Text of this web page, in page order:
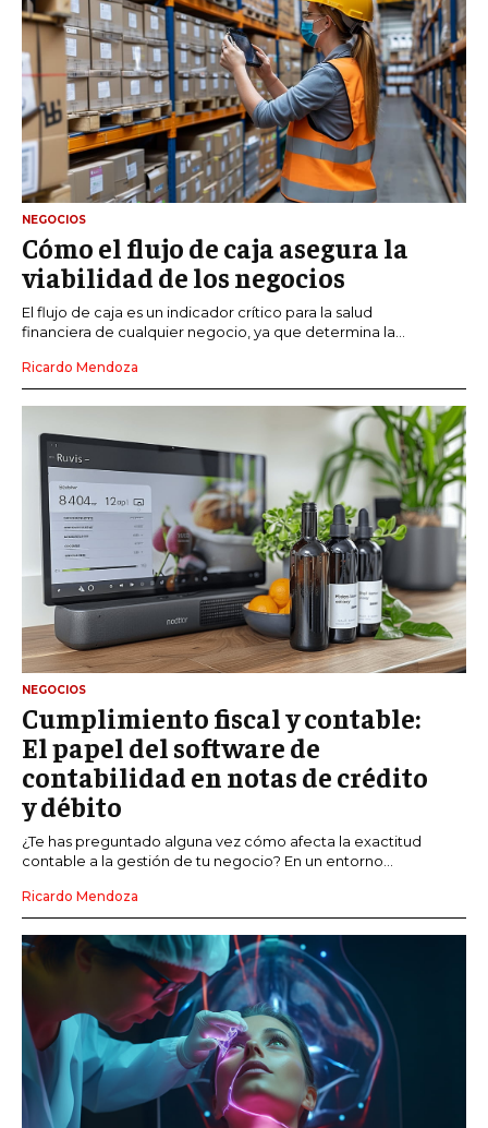
NEGOCIOS
Cómo el flujo de caja asegura la
viabilidad de los negocios
El flujo de caja es un indicador crítico para la salud
financiera de cualquier negocio, ya que determina la...
Ricardo Mendoza
NEGOCIOS
Cumplimiento fiscal y contable:
El papel del software de
contabilidad en notas de crédito
y débito
¿Te has preguntado alguna vez cómo afecta la exactitud
contable a la gestión de tu negocio? En un entorno...
Ricardo Mendoza